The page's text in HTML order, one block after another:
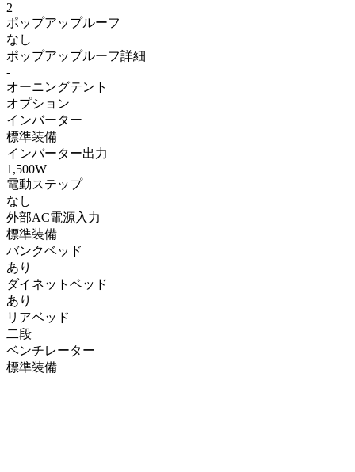
2
ポップアップルーフ
なし
ポップアップルーフ詳細
-
オーニングテント
オプション
インバーター
標準装備
インバーター出力
1,500W
電動ステップ
なし
外部AC電源入力
標準装備
バンクベッド
あり
ダイネットベッド
あり
リアベッド
二段
ベンチレーター
標準装備